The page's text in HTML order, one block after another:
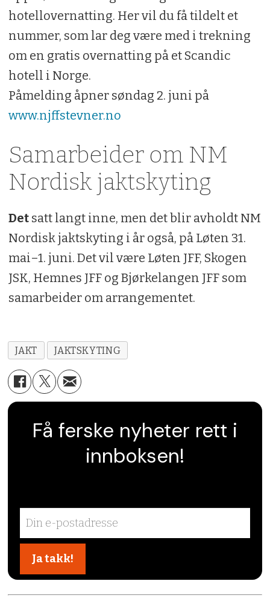
hotellovernatting. Her vil du få tildelt et
nummer, som lar deg være med i trekning
om en gratis overnatting på et Scandic
hotell i Norge.
Påmelding åpner søndag 2. juni på
www.njffstevner.no​
Samarbeider om NM
Nordisk jaktskyting
Det satt langt inne, men det blir avholdt NM
Nordisk jaktskyting i år også, på Løten 31.
mai–1. juni. Det vil være Løten JFF, Skogen
JSK, Hemnes JFF og Bjørkelangen JFF som
samarbeider om arrangementet.
JAKT JAKTSKYTING
Få ferske nyheter rett i
innboksen!